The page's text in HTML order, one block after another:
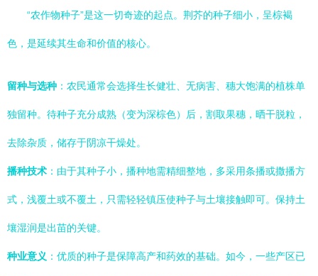
“农作物种子”是这一切奇迹的起点。荆芥的种子细小，呈棕褐
色，是延续其生命和价值的核心。
留种与选种 ：农民通常会选择生长健壮、无病害、穗大饱满的植株单
独留种。待种子充分成熟（变为深棕色）后，割取果穗，晒干脱粒，
去除杂质，储存于阴凉干燥处。
播种技术 ：由于其种子小，播种地需精细整地，多采用条播或撒播方
式，浅覆土或不覆土，只需轻轻镇压使种子与土壤接触即可。保持土
壤湿润是出苗的关键。
种业意义 ：优质的种子是保障高产和药效的基础。如今，一些产区已